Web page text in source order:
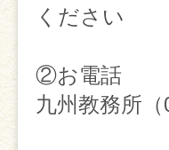
ください
②お電話
九州教務所